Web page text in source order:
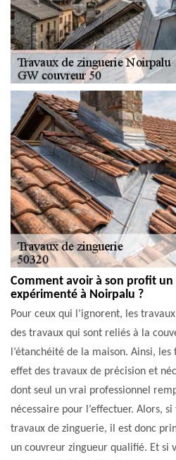
Comment avoir à son profit
expérimenté à Noirpalu ?
Pour ceux qui l’ignorent, les
des travaux qui sont reliés à la
l’étanchéité de la maison. Ainsi,
effet des travaux de précision et
dont seul un vrai professionnel
nécessaire pour l’effectuer. Alors,
travaux de zinguerie, il est donc
un couvreur zingueur qualifié. Et si